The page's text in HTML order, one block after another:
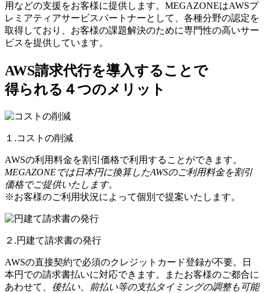
用などの支援をお客様に提供します。MEGAZONEはAWSプ
レミアティアサービスパートナーとして、各種分野の認定を
取得しており、お客様の課題解決のために専門性の高いサー
ビスを提供しています。
AWS請求代行を導入することで
得られる４つのメリット
１.コストの削減
AWSの利用料金を割引価格で利用することができます。
MEGAZONEでは日本円に換算したAWSのご利用料金を割引
価格でご提供いたします。
※お客様のご利用状況によって個別で提案いたします。
２.円建て請求書の発行
AWSの直接契約で必須のクレジットカード登録が不要。日
本円での請求書払いに対応できます。またお客様のご都合に
あわせて、 後払い、前払い等の支払タイミングの調整も可能